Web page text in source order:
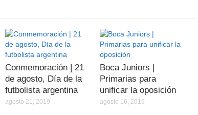
Conmemoración | 21
de agosto, Día de la
futbolista argentina
agosto 21, 2019
Boca Juniors |
Primarias para
unificar la oposición
agosto 16, 2019